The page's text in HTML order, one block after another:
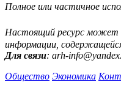
Полное или частичное
Настоящий ресурс
информации,
Для связи: arh-
Общество Экономика